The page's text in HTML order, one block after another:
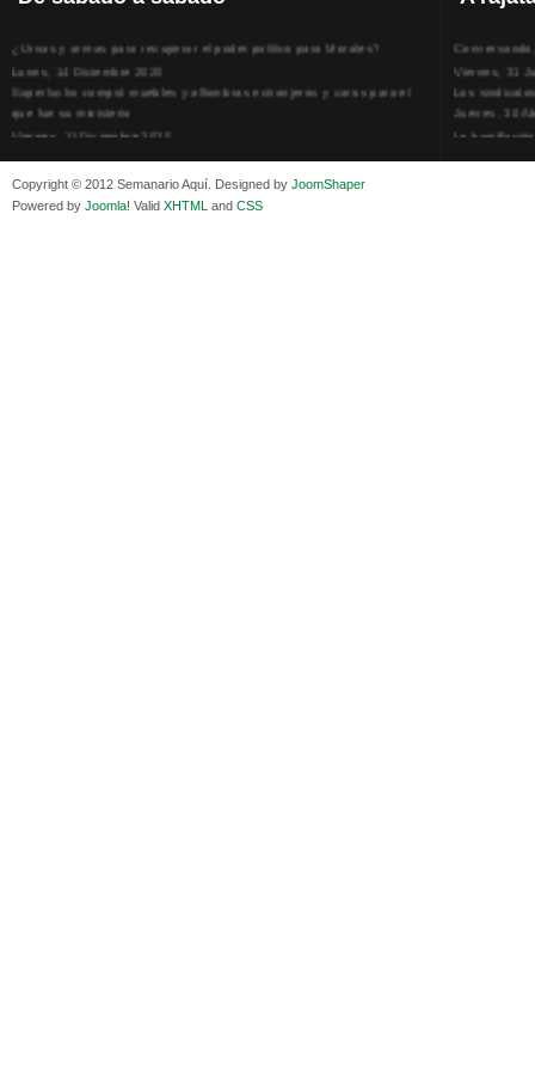
¿Urnas y armas para recuperar el poder político para Morales?
Lunes, 14 Diciembre 2020
Superlucho compró muebles y alfombras extranjeros y caros para el
que fue su ministerio
Medios de difusión, amigos y enemigos de Evo Morales
Viernes, 11 Diciembre 2020
Los
Jueves, 30
La
Copyright © 2012 Semanario Aquí. Designed by JoomShaper
Powered by Joomla! Valid XHTML and CSS